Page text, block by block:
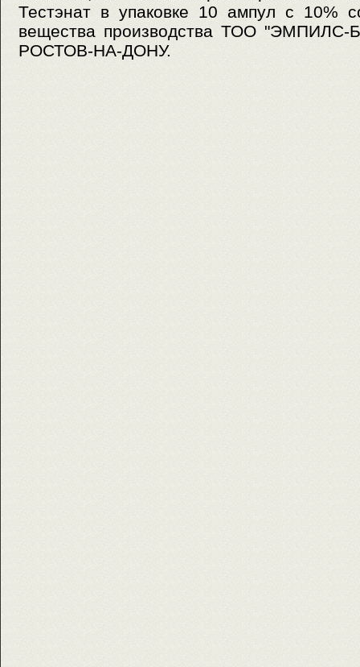
Тестэнат в упаковке 10 ампул с 10%
вещества производства ТОО
РОСТОВ-НА-ДОНУ.